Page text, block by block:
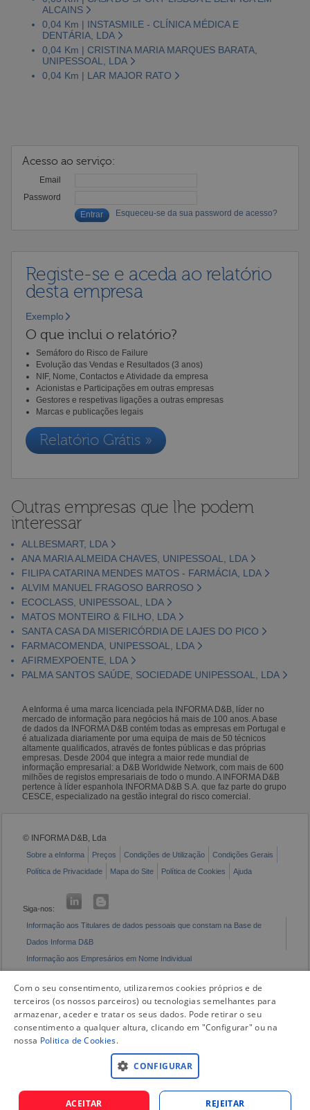
ALCAINS
0,04 Km | INSTASMILE - CLÍNICA MÉDICA E
DENTÁRIA, LDA
0,04 Km | CRISTINA MARIA MARQUES BARATA,
UNIPESSOAL, LDA
0,04 Km | LAR MAJOR RATO
Acesso ao serviço:
Email
Password
Esqueceu-se da sua password de acesso?
Registe-se e aceda ao relatório
desta empresa
Exemplo
O que inclui o relatório?
Semáforo do Risco de Failure
Evolução das Vendas e Resultados (3 anos)
NIF, Nome, Contactos e Atividade da empresa
Acionistas e Participações em outras empresas
Gestores e respetivas ligações a outras empresas
Marcas e publicações legais
Relatório Grátis »
Outras empresas que lhe podem
interessar
ALLBESMART, LDA
ANA MARIA ALMEIDA CHAVES, UNIPESSOAL, LDA
FILIPA CATARINA MENDES MATOS - FARMÁCIA, LDA
ALVIM MANUEL FRAGOSO BARROSO
ECOCLASS, UNIPESSOAL, LDA
MATOS MONTEIRO & FILHO, LDA
SANTA CASA DA MISERICÓRDIA DE LAJES DO PICO
FARMACOMENDA, UNIPESSOAL, LDA
AFIRMEXPOENTE, LDA
PALMA SANTOS SAÚDE, SOCIEDADE UNIPESSOAL, LDA
A eInforma é uma marca licenciada pela INFORMA D&B, líder no
mercado de informação para negócios há mais de 100 anos. A base
de dados da INFORMA D&B contém todas as empresas em Portugal e
é atualizada diariamente por uma equipa de mais de 50 técnicos
altamente qualificados, através de fontes públicas e das próprias
empresas. Desde 2004 que integra a maior rede mundial de
informação empresarial: a D&B Worldwide Network, com mais de 600
milhões de registos empresariais de todo o mundo. A INFORMA D&B
pertence à líder espanhola INFORMA D&B S.A. que faz parte do grupo
CESCE, especializado na gestão integral do risco comercial.
© INFORMA D&B, Lda
Sobre a eInforma Preços Condições de Utilização
Condições Gerais
Política de Privacidade
Mapa do Site Política de Cookies Ajuda
Siga-nos:
Informação aos Titulares de dados pessoais que constam na Base de
Dados Informa D&B
Informação aos Empresários em Nome Individual
Com o seu consentimento, utilizaremos cookies próprios e de
terceiros (os nossos parceiros) ou tecnologias semelhantes para
armazenar, aceder e tratar os seus dados. Pode retirar o seu
consentimento a qualquer altura, clicando em "Configurar" ou na
nossa Politica de Cookies.
CONFIGURAR
ACEITAR REJEITAR